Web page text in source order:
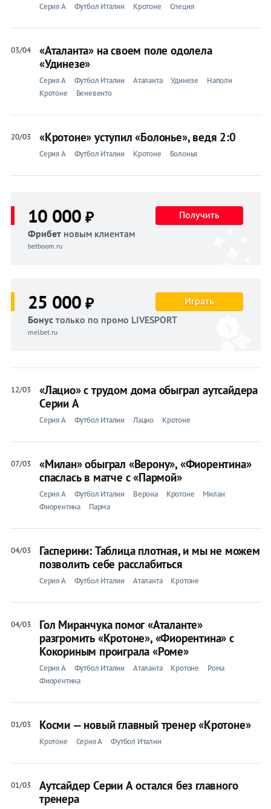
Серия A Футбол Италии Кротоне Специя
03/04
«Аталанта» на своем поле одолела
«Удинезе»
Серия A Футбол Италии Аталанта Удинезе
Наполи
Кротоне
Беневенто
20/03 «Кротоне» уступил «Болонье», ведя 2:0
Серия A Футбол Италии Кротоне Болонья
10 000 ₽
Получить
Фрибетновым клиентам
betboom.ru
25 000 ₽
Играть
Бонустолько по промо LIVESPORT
melbet.ru
12/03
«Лацио» с трудом дома обыграл аутсайдера
Серии А
Серия A Футбол Италии Лацио Кротоне
07/03
«Милан» обыграл «Верону», «Фиорентина»
спаслась в матче с «Пармой»
Серия A Футбол Италии Верона Кротоне
Милан
Фиорентина
Парма
04/03
Гасперини: Таблица плотная, и мы не можем
позволить себе расслабиться
Серия A Футбол Италии Аталанта Кротоне
04/03
Гол Миранчука помог «Аталанте»
разгромить «Кротоне», «Фиорентина» с
Кокориным проиграла «Роме»
Серия A Футбол Италии Аталанта Кротоне
Рома
Фиорентина
01/03 Косми — новый главный тренер «Кротоне»
Кротоне Серия A Футбол Италии
01/03
Аутсайдер Серии А остался без главного
тренера